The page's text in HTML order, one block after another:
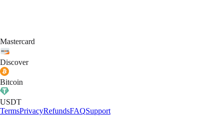
Mastercard
Discover
Bitcoin
USDT
TermsPrivacyRefundsFAQSupport